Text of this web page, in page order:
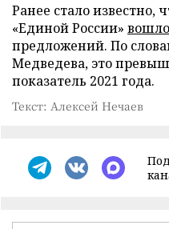
Ранее стало
«Единой России» вошло
предложений. По
Медведева, это
показатель 2021 года.
Текст: Алексей Нечаев